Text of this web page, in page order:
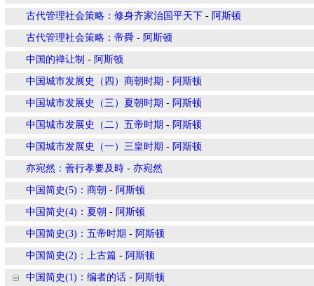
古代管理社会策略：修身齐家治国平天下 - 阿斯顿
古代管理社会策略：帝舜 - 阿斯顿
中国的禅让制 - 阿斯顿
中国城市发展史（四）商朝时期 - 阿斯顿
中国城市发展史（三）夏朝时期 - 阿斯顿
中国城市发展史（二）五帝时期 - 阿斯顿
中国城市发展史（一）三皇时期 - 阿斯顿
亦宛然：善行孝要及時 - 亦宛然
中国简史(5)：商朝 - 阿斯顿
中国简史(4)：夏朝 - 阿斯顿
中国简史(3)：五帝时期 - 阿斯顿
中国简史(2)：上古篇 - 阿斯顿
中国简史(1)：编者的话 - 阿斯顿